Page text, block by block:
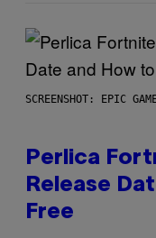
SCREENSHOT: EPIC
Perlica
Release
Free